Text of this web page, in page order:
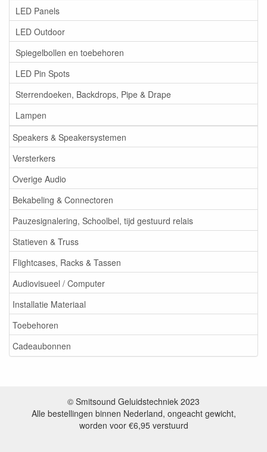
LED Panels
LED Outdoor
Spiegelbollen en toebehoren
LED Pin Spots
Sterrendoeken, Backdrops, Pipe & Drape
Lampen
Speakers & Speakersystemen
Versterkers
Overige Audio
Bekabeling & Connectoren
Pauzesignalering, Schoolbel, tijd gestuurd relais
Statieven & Truss
Flightcases, Racks & Tassen
Audiovisueel / Computer
Installatie Materiaal
Toebehoren
Cadeaubonnen
© Smitsound Geluidstechniek 2023
Alle bestellingen binnen Nederland, ongeacht gewicht,
worden voor €6,95 verstuurd